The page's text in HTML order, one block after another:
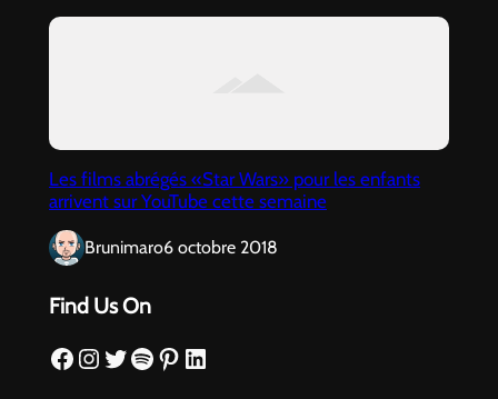
Les films abrégés «Star Wars» pour les enfants
arrivent sur YouTube cette semaine
Brunimaro6 octobre 2018
Find Us On
Facebook Instagram Twitter Spotify Pinterest LinkedIn